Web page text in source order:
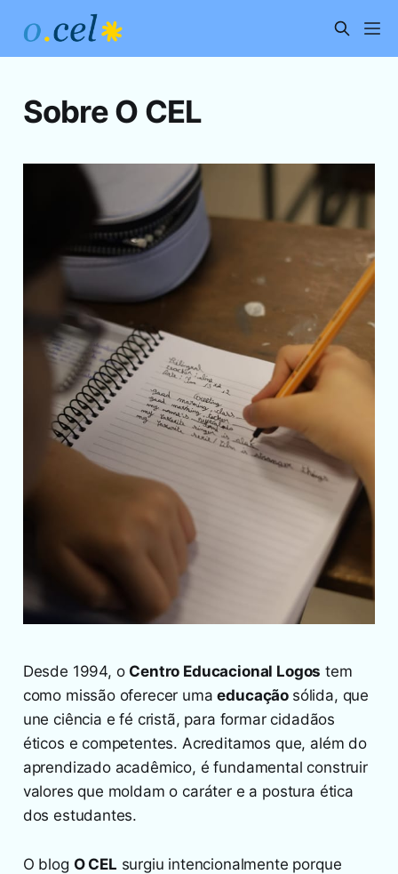
Sobre O CEL
Desde 1994, o Centro Educacional Logos tem
como missão oferecer umaeducação sólida, que
une ciência e fé cristã, para formar cidadãos
éticos e competentes. Acreditamos que, além do
aprendizado acadêmico, é fundamental construir
valores que moldam o caráter e a postura ética
dos estudantes.
O blog O CEL surgiu intencionalmente porque